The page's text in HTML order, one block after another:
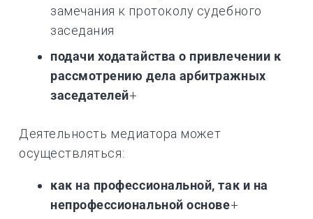
замечания к протоколу судебного
заседания
подачи ходатайства о привлечении к
рассмотрению дела арбитражных
заседателей+
Деятельность медиатора может
осуществляться:
как на профессиональной, так и на
непрофессиональной основе+